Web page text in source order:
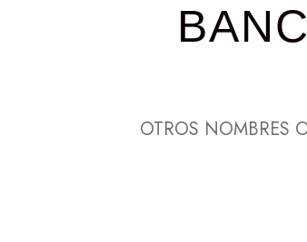
OTROS NOMBRES